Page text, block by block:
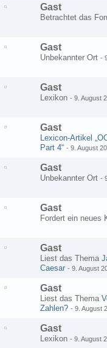
Gast
Betrachtet das
Gast
Unbekannter Ort -
Gast
Lexikon - 9. August
Gast
Lexicon-Artikel
Part 4“ - 9. August
Gast
Unbekannter Ort -
Gast
Fordert ein neues
Gast
Liest das Thema
Caesar - 9. August
Gast
Liest das Thema
Zahlen? - 9. August
Gast
Lexikon - 9. August